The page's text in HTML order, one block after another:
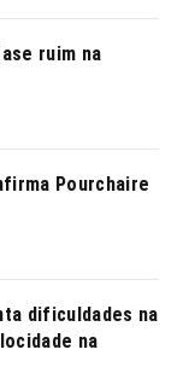
ruim na
Pourchaire
dificuldades na
na